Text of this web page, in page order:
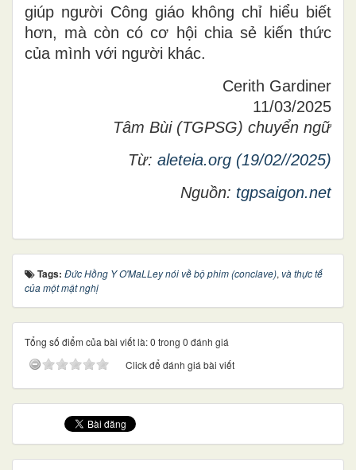
giúp người Công giáo không chỉ hiểu biết
hơn, mà còn có cơ hội chia sẻ kiến thức
của mình với người khác.
Cerith Gardiner
11/03/2025
Tâm Bùi (TGPSG) chuyển ngữ
Từ: aleteia.org (19/02//2025)
Nguồn: tgpsaigon.net
Tags: Đức Hồng Y O'MaLLey nói về bộ phim (conclave), và thực tế
của một mật nghị
Tổng số điểm của bài viết là: 0 trong 0 đánh giá
Click để đánh giá bài viết